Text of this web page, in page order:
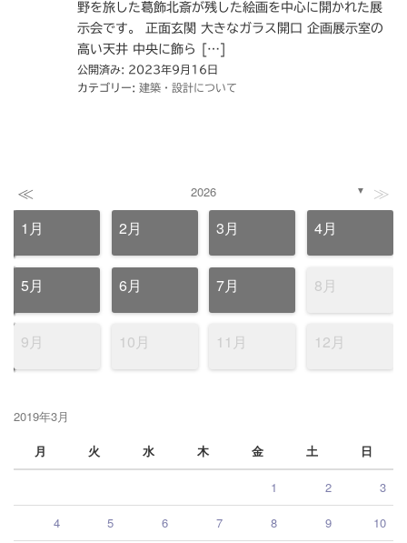
野を旅した葛飾北斎が残した絵画を中心に開かれた展
示会です。 正面玄関 大きなガラス開口 企画展示室の
高い天井 中央に飾ら […]
公開済み: 2023年9月16日
カテゴリー: 建築・設計について
≪ 2026 ▼ ≫
1月 2月 3月 4月
5月 6月 7月 8月
9月 10月 11月 12月
2019年3月
月
火 水 木 金 土 日
1 2 3
4 5 6 7 8 9 10